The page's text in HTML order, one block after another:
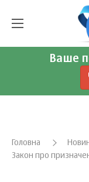
Ваше
Головна
Закон про